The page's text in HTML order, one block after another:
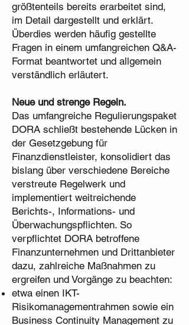
größtenteils bereits erarbeitet sind,
im Detail dargestellt und erklärt.
Überdies werden häufig gestellte
Fragen in einem umfangreichen Q&A-
Format beantwortet und allgemein
verständlich erläutert.
Neue und strenge Regeln.
Das umfangreiche Regulierungspaket
DORA schließt bestehende Lücken in
der Gesetzgebung für
Finanzdienstleister, konsolidiert das
bislang über verschiedene Bereiche
verstreute Regelwerk und
implementiert weitreichende
Berichts-, Informations- und
Überwachungspflichten. So
verpflichtet DORA betroffene
Finanzunternehmen und Drittanbieter
dazu, zahlreiche Maßnahmen zu
ergreifen und Vorgänge zu beachten:
etwa einen IKT-
Risikomanagementrahmen sowie ein
Business Continuity Management zu